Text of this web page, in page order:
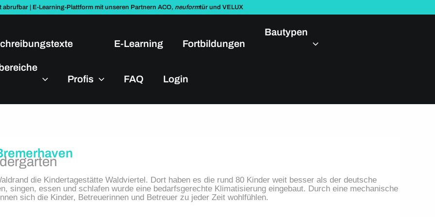
abrufbar | E-Learning-Plattform mit unseren Partnern ACO, neuformtür und VELUX
E-Learning Fortbildungen
Bautypen
Profis
FAQ Login
die Kindertagestätte Waldviertel. Dort haben es die rund 80 Kinder weit besser als der deutsche
singen, essen und schlafen wurde eine bedarfsgerechte Klimatisierung eingebaut. Durch eine mechanische
sich die Kinder, Betreuerinnen und Betreuer zu jeder Zeit wohlfühlen.